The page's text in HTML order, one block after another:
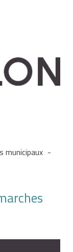
municipaux -